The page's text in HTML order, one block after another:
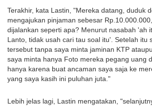
Terakhir, kata Lastin, "Mereka datang, duduk
mengajukan pinjaman sebesar
dijalankan seperti apa? Menurut nasabah 'ah
Lanto, tidak usah cari tau soal itu'. Setelah itu
tersebut tanpa saya minta jaminan KTP
saya minta hanya Foto mereka pegang uang
hanya karena buat ancaman saya saja ke
yang saya kasih ini puluhan juta."
Lebih jelas lagi, Lastin mengatakan,